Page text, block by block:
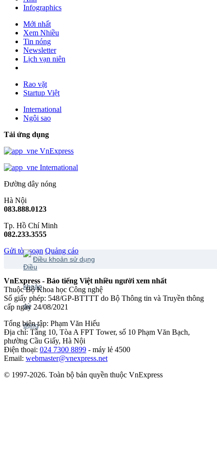
Infographics
Mới nhất
Xem Nhiều
Tin nóng
Newsletter
Lịch vạn niên
Rao vặt
Startup Việt
International
Ngôi sao
Tải ứng dụng
VnExpress
International
Đường dây nóng
Hà Nội
083.888.0123
Tp. Hồ Chí Minh
082.233.3555
Gửi tòa soạn Quảng cáo
Điều khoản sử dụng
VnExpress - Báo tiếng Việt nhiều người xem nhất
Thuộc Bộ Khoa học Công nghệ
Số giấy phép: 548/GP-BTTTT do Bộ Thông tin và Truyền thông
cấp ngày 24/08/2021
Tổng biên tập: Phạm Văn Hiếu
Địa chỉ: Tầng 10, Tòa A FPT Tower, số 10 Phạm Văn Bạch,
phường Cầu Giấy, Hà Nội
Điện thoại: 024 7300 8899 - máy lẻ 4500
Email: webmaster@vnexpress.net
© 1997-2026. Toàn bộ bản quyền thuộc VnExpress